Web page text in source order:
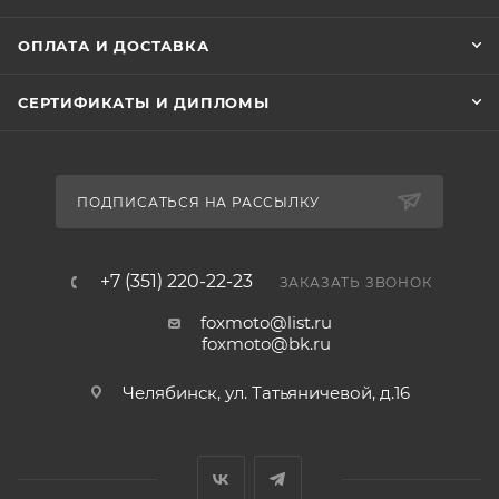
Длина:2 035 мм.
Мин. Радиус поворота:2 500 мм.
Размер шин
Спереди:90 x90x 17”, 49P - бескамерные
Сзади:120/80 x 17”, 61P - бескамерные
ОПЛАТА И ДОСТАВКА
СЕРТИФИКАТЫ И ДИПЛОМЫ
ПОДПИСАТЬСЯ НА РАССЫЛКУ
+7 (351) 220-22-23 ЗАКАЗАТЬ ЗВОНОК
foxmoto@list.ru
foxmoto@bk.ru
Челябинск, ул. Татьяничевой, д.16